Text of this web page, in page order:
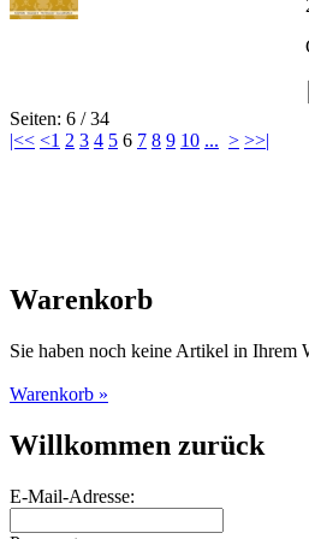
Seiten: 6 / 34
|<< <1 2 3 4 5 6 7 8 9 10 ... > >>|
Warenkorb
Sie haben noch keine Artikel in Ihrem
Warenkorb »
Willkommen zurück
E-Mail-Adresse: